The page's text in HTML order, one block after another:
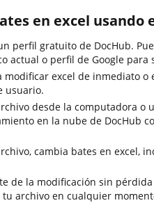
en excel usando
perfil gratuito de DocHub.
actual o perfil de Google
modificar excel de inmediato
usuario.
desde la computadora o
en la nube de DocHub
cambia bates en excel,
de la modificación sin
tu archivo en cualquier